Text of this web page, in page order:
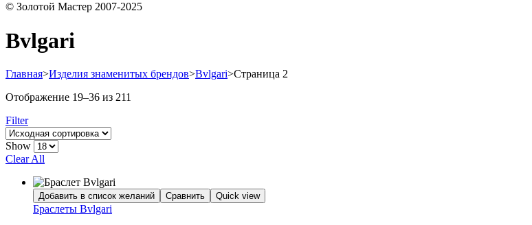
© Золотой Мастер 2007-2025
Bvlgari
Главная>Изделия знаменитых брендов>Bvlgari>Страница 2
Отображение 19–36 из 211
Filter
Show
Clear All
Добавить в список желаний Сравнить Quick view
Браслеты Bvlgari